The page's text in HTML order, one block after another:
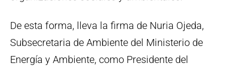
De esta forma, lleva la firma de Nuria Ojeda,
Subsecretaria de Ambiente del Ministerio de
Energía y Ambiente, como Presidente del